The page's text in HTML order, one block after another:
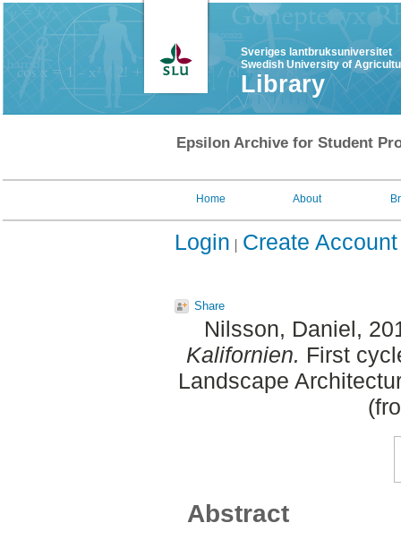
Sveriges lantbruksuniversitet
Swedish University of
Library
Epsilon Archive for Student
Home About
Login Create Account
Share
Nilsson, Daniel,
Kalifornien. First
Landscape
Abstract